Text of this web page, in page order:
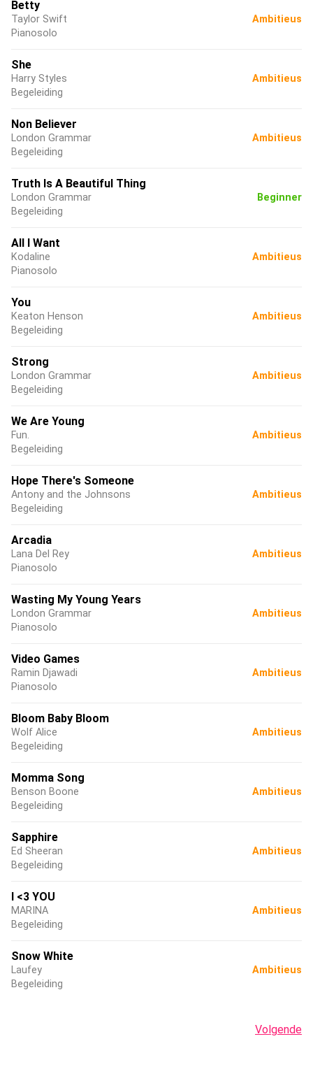
Betty
Taylor Swift
Pianosolo
Ambitieus
She
Harry Styles
Begeleiding
Ambitieus
Non Believer
London Grammar
Begeleiding
Ambitieus
Truth Is A Beautiful Thing
London Grammar
Begeleiding
Beginner
All I Want
Kodaline
Pianosolo
Ambitieus
You
Keaton Henson
Begeleiding
Ambitieus
Strong
London Grammar
Begeleiding
Ambitieus
We Are Young
Fun.
Begeleiding
Ambitieus
Hope There's Someone
Antony and the Johnsons
Begeleiding
Ambitieus
Arcadia
Lana Del Rey
Pianosolo
Ambitieus
Wasting My Young Years
London Grammar
Pianosolo
Ambitieus
Video Games
Ramin Djawadi
Pianosolo
Ambitieus
Bloom Baby Bloom
Wolf Alice
Begeleiding
Ambitieus
Momma Song
Benson Boone
Begeleiding
Ambitieus
Sapphire
Ed Sheeran
Begeleiding
Ambitieus
I <3 YOU
MARINA
Begeleiding
Ambitieus
Snow White
Laufey
Begeleiding
Ambitieus
Volgende